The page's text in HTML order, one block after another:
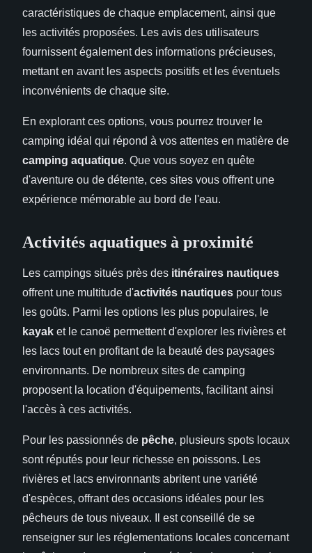
caractéristiques de chaque emplacement, ainsi que
les activités proposées. Les avis des utilisateurs
fournissent également des informations précieuses,
mettant en avant les aspects positifs et les éventuels
inconvénients de chaque site.
En explorant ces options, vous pourrez trouver le
camping idéal qui répond à vos attentes en matière de
camping aquatique. Que vous soyez en quête
d'aventure ou de détente, ces sites vous offrent une
expérience mémorable au bord de l'eau.
Activités aquatiques à proximité
Les campings situés près des itinéraires nautiques
offrent une multitude d'activités nautiques pour tous
les goûts. Parmi les options les plus populaires, le
kayak et le canoë permettent d'explorer les rivières et
les lacs tout en profitant de la beauté des paysages
environnants. De nombreux sites de camping
proposent la location d'équipements, facilitant ainsi
l'accès à ces activités.
Pour les passionnés de pêche, plusieurs spots locaux
sont réputés pour leur richesse en poissons. Les
rivières et lacs environnants abritent une variété
d'espèces, offrant des occasions idéales pour les
pêcheurs de tous niveaux. Il est conseillé de se
renseigner sur les réglementations locales concernant